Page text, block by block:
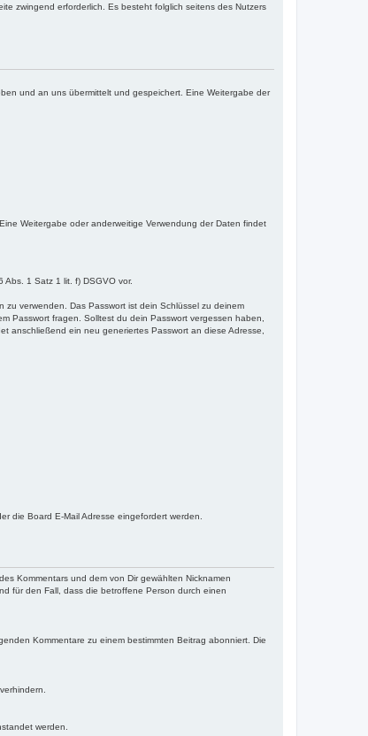
zwingend erforderlich. Es besteht folglich seitens des Nutzers
und an uns übermittelt und gespeichert. Eine Weitergabe der
Weitergabe oder anderweitige Verwendung der Daten findet
1 Satz 1 lit. f) DSGVO vor.
zu verwenden. Das Passwort ist dein Schlüssel zu deinem
Passwort fragen. Solltest du dein Passwort vergessen haben,
anschließend ein neu generiertes Passwort an diese Adresse,
die Board E-Mail Adresse eingefordert werden.
Kommentars und dem von Dir gewählten Nicknamen
für den Fall, dass die betroffene Person durch einen
Kommentare zu einem bestimmten Beitrag abonniert. Die
werden.